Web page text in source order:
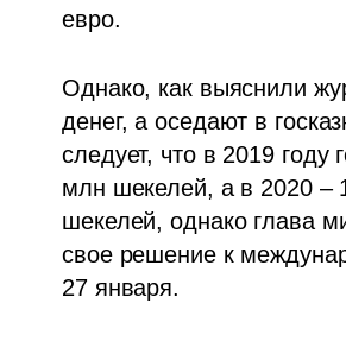
евро.
Однако, как выяснили
денег, а оседают в
следует, что в 2019 году
млн шекелей, а в 2020 –
шекелей, однако глава
свое решение к
27 января.